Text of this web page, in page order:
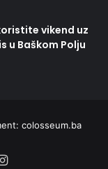
vikend uz
u Baškom Polju
colosseum.ba
Instagram